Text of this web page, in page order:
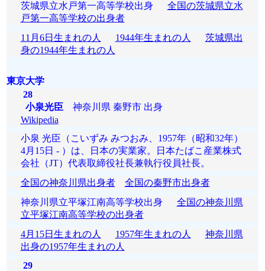
茨城県立水戸第一高等学校出身 全国の茨城県立水
戸第一高等学校の出身者
11月6日生まれの人
1944年生まれの人
茨城県出
身の1944年生まれの人
東京大学
28
小泉光臣神奈川県 秦野市 出身
Wikipedia
小泉 光臣（こいずみ みつおみ、1957年（昭和32年）
4月15日 - ）は、日本の実業家。日本たばこ産業株式
会社（JT）代表取締役社長兼執行役員社長。
全国の神奈川県出身者
全国の秦野市出身者
神奈川県立平塚江南高等学校出身 全国の神奈川県
立平塚江南高等学校の出身者
4月15日生まれの人
1957年生まれの人
神奈川県
出身の1957年生まれの人
29